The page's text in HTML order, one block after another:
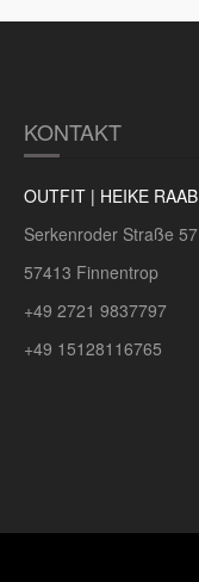
KONTAKT
OUTFIT | HEIKE RAAB
Serkenroder Straße 57
57413 Finnentrop
+49 2721 9837797
+49 15128116765